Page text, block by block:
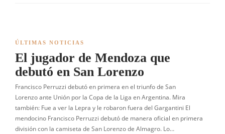
ÚLTIMAS NOTICIAS
El jugador de Mendoza que
debutó en San Lorenzo
Francisco Perruzzi debutó en primera en el triunfo de San
Lorenzo ante Unión por la Copa de la Liga en Argentina. Mira
también: Fue a ver la Lepra y le robaron fuera del Gargantini El
mendocino Francisco Perruzzi debutó de manera oficial en primera
división con la camiseta de San Lorenzo de Almagro. Lo…